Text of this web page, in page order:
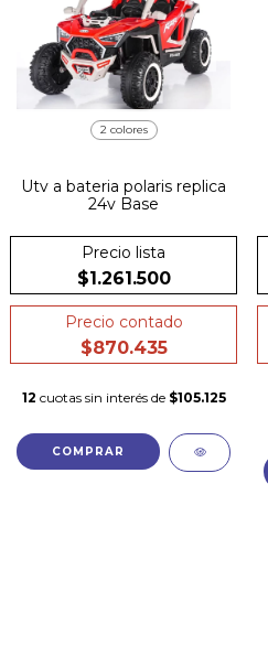
2 colores
Utv a bateria polaris replica
24v Base
Precio lista
$1.261.500
Precio contado
$870.435
12 cuotas sin interés de $105.125
COMPRAR